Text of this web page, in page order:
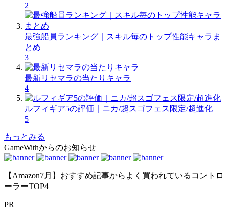
2
最強船員ランキング｜スキル毎のトップ性能キャラま
とめ
3
最新リセマラの当たりキャラ
4
ルフィギア5の評価｜ニカ/超スゴフェス限定/超進化
5
もっとみる
GameWithからのお知らせ
【Amazon7月】おすすめ記事からよく買われているコントロ
ーラーTOP4
PR